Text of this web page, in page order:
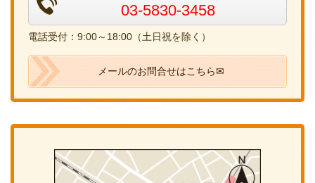
03-5830-3458
電話受付：9:00～18:00（土日祝を除く）
メールのお問合せはこちら✉